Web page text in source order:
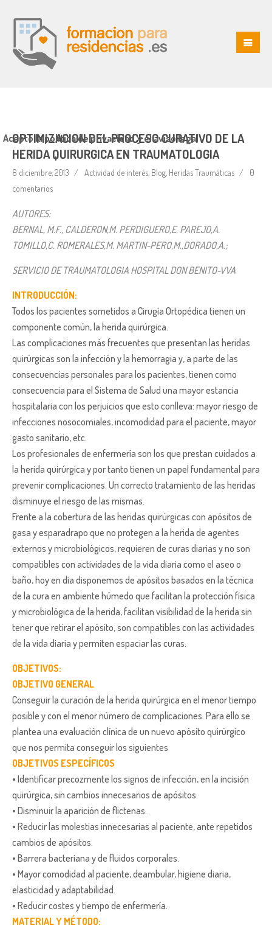
OPTIMIZACION DEL PROCESO CURATIVO DE LA
HERIDA QUIRURGICA EN TRAUMATOLOGIA
6 diciembre, 2013 Actividad de interés, Blog, Heridas Traumáticas
0
comentarios
AUTORES:
BERNAL, M.F., CALDERON,M. PERDIGUERO,E. PAREJO,A.
TOMILLO,C. ROMERALES,M. MARTIN-PERO,M.,DORADO,A.;
SERVICIO DE TRAUMATOLOGIA HOSPITAL DON BENITO-VVA
INTRODUCCIÓN:
Todos los pacientes sometidos a Cirugía Ortopédica tienen un
componente común, la herida quirúrgica.
Las complicaciones más frecuentes que presentan las heridas
quirúrgicas son la infección y la hemorragia y, a parte de las
consecuencias personales para los pacientes, tienen como
consecuencia para el Sistema de Salud una mayor estancia
hospitalaria con los perjuicios que esto conlleva: mayor riesgo de
infecciones nosocomiales, incomodidad para el paciente, mayor
gasto sanitario, etc.
Los profesionales de enfermería son los que prestan cuidados a
la herida quirúrgica y por tanto tienen un papel fundamental para
prevenir complicaciones. Un correcto tratamiento de las heridas
disminuye el riesgo de las mismas.
Frente a la cobertura de las heridas quirúrgicas con apósitos de
gasa y esparadrapo que no protegen a la herida de agentes
externos y microbiológicos, requieren de curas diarias y no son
compatibles con actividades de la vida diaria como el aseo o
baño, hoy en día disponemos de apósitos basados en la técnica
de la cura en ambiente húmedo que facilitan la protección física
y microbiológica de la herida, facilitan visibilidad de la herida sin
tener que retirar el apósito, son compatibles con las actividades
de la vida diaria y permiten espaciar las curas.
OBJETIVOS:
OBJETIVO GENERAL
Conseguir la curación de la herida quirúrgica en el menor tiempo
posible y con el menor número de complicaciones. Para ello se
plantea una evaluación clínica de un nuevo apósito quirúrgico
que nos permita conseguir los siguientes
OBJETIVOS ESPECÍFICOS
• Identificar precozmente los signos de infección, en la incisión
quirúrgica, sin cambios innecesarios de apósitos.
• Disminuir la aparición de flictenas.
• Reducir las molestias innecesarias al paciente, ante repetidos
cambios de apósitos.
• Barrera bacteriana y de fluidos corporales.
• Mayor comodidad al paciente, deambular, higiene diaria,
elasticidad y adaptabilidad.
• Reducir costes y tiempo de enfermería.
MATERIAL Y MÉTODO:
Acepto la política de privacidad y el aviso legal